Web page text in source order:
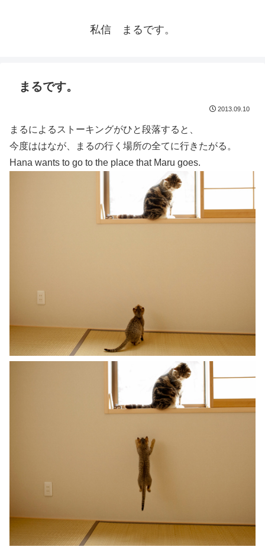
私信 まるです。
まるです。
2013.09.10
まるによるストーキングがひと段落すると、
今度ははなが、まるの行く場所の全てに行きたがる。
Hana wants to go to the place that Maru goes.